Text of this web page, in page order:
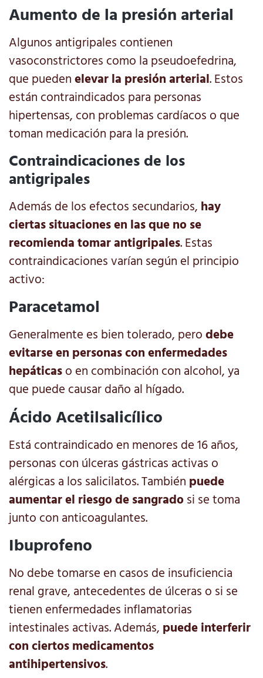
Aumento de la presión arterial
Algunos antigripales contienen
vasoconstrictores como la pseudoefedrina,
que puedenelevar la presión arterial. Estos
están contraindicados para personas
hipertensas, con problemas cardíacos o que
toman medicación para la presión.
Contraindicaciones de los
antigripales
Además de los efectos secundarios, hay
ciertas situaciones en las que no se
recomienda tomar antigripales. Estas
contraindicaciones varían según el principio
activo:
Paracetamol
Generalmente es bien tolerado, perodebe
evitarse en personas con enfermedades
hepáticaso en combinación con alcohol, ya
que puede causar daño al hígado.
Ácido Acetilsalicílico
Está contraindicado en menores de 16 años,
personas con úlceras gástricas activas o
alérgicas a los salicilatos. También puede
aumentar el riesgo de sangradosi se toma
junto con anticoagulantes.
Ibuprofeno
No debe tomarse en casos de insuficiencia
renal grave, antecedentes de úlceras o si se
tienen enfermedades inflamatorias
intestinales activas. Además, puede interferir
con ciertos medicamentos
antihipertensivos.